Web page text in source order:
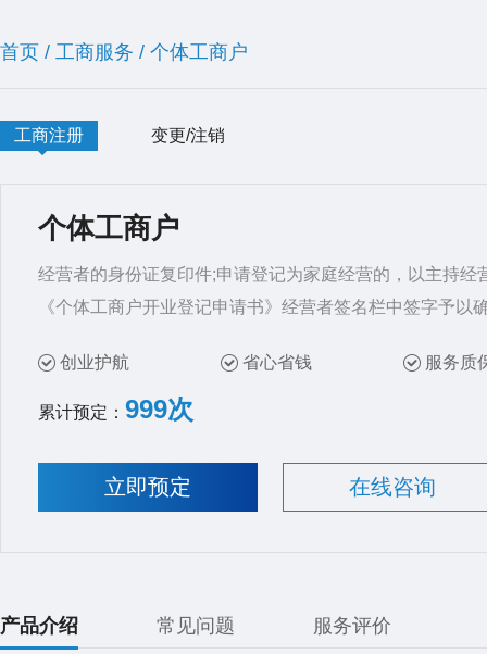
首页 / 工商服务 / 个体工商户
工商注册 变更/注销
个体工商户
经营者的身份证复印件;申请登记为家庭经营的，以主持
《个体工商户开业登记申请书》经营者签名栏中签字予以
创业护航 省心省钱 服务质
累计预定： 999次
立即预定 在线咨询
产品介绍 常见问题 服务评价